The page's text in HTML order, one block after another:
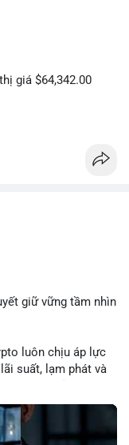
giá $64,342.00
trị giá hơn nửa triệu
sớm, cho thấy dấu
phản ánh tâm
hướng về ví sàn
Không nên
đơn lẻ, hãy ưu tiên
giữ vững tầm nhìn
luôn chịu áp lực
suất, lạm phát và
không chắc chắn.
ngắn hạn, các
nguyên tắc cơ